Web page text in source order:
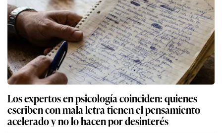
Los expertos en psicología coinciden: quienes
escriben con mala letra tienen el pensamiento
acelerado y no lo hacen por desinterés